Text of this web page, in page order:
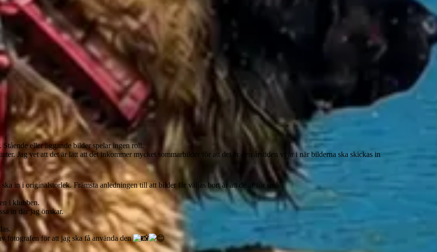
eller liggande bilder spelar ingen roll.
Jag vet att det är lätt att det inkommer mycket sommarbilder för att det är den årstiden vi är i när bilderna ska skickas in
in i originalstorlek. Främsta anledningen till att bilder får väljas bort är att de är för små.
i klubben.
in där jag önskar.
fotografen för att jag ska få använda den